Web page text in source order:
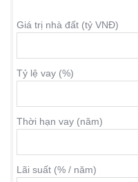
Giá trị nhà đất (tỷ VNĐ)
Tỷ lệ vay (%)
Thời hạn vay (năm)
Lãi suất (% / năm)